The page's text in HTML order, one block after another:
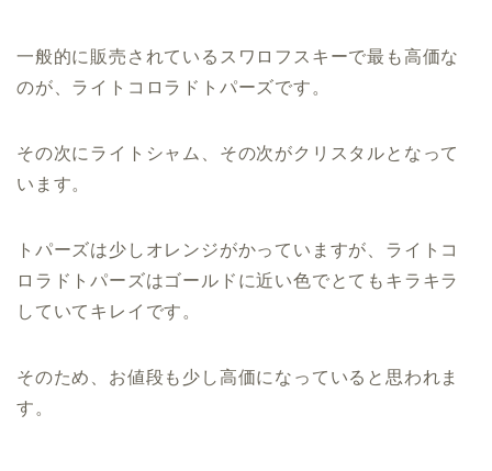
一般的に販売されているスワロフスキーで最も高価な
のが、ライトコロラドトパーズです。
その次にライトシャム、その次がクリスタルとなって
います。
トパーズは少しオレンジがかっていますが、ライトコ
ロラドトパーズはゴールドに近い色でとてもキラキラ
していてキレイです。
そのため、お値段も少し高価になっていると思われま
す。